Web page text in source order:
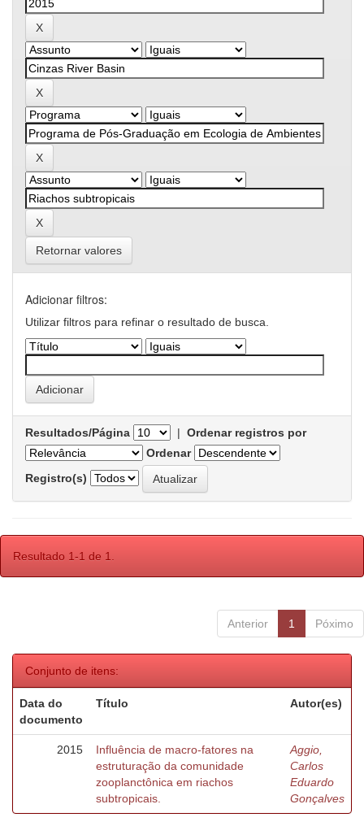
Retornar valores
Adicionar filtros:
Utilizar filtros para refinar o resultado de busca.
Resultados/Página | Ordenar registros por
Ordenar
Registro(s)
Resultado 1-1 de 1.
Anterior 1 Póximo
Conjunto de itens:
Data do
documento
Título Autor(es)
2015
Influência de macro-fatores na
estruturação da comunidade
zooplanctônica em riachos
subtropicais.
Aggio,
Carlos
Eduardo
Gonçalves